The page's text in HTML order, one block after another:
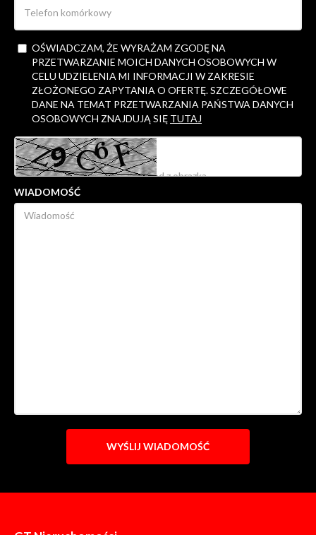
OŚWIADCZAM, ŻE WYRAŻAM ZGODĘ NA
PRZETWARZANIE MOICH DANYCH OSOBOWYCH W
CELU UDZIELENIA MI INFORMACJI W ZAKRESIE
ZŁOŻONEGO ZAPYTANIA O OFERTĘ. SZCZEGÓŁOWE
DANE NA TEMAT PRZETWARZANIA PAŃSTWA DANYCH
OSOBOWYCH ZNAJDUJĄ SIĘ TUTAJ
WIADOMOŚĆ